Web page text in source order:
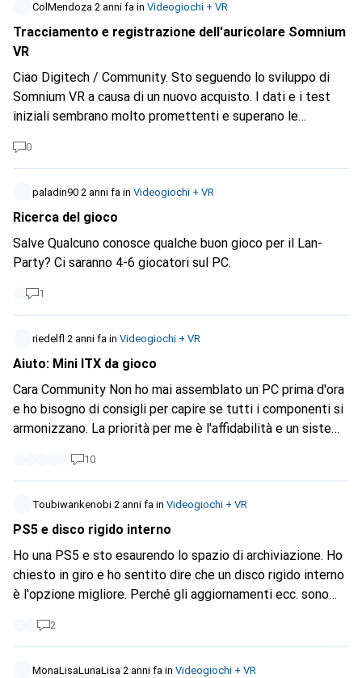
occhiali. C'è qualche possibilità che digitec possa un giorno
includere questi occhiali nel suo assortimento? I "Lenovo
Legion Glasses" dello stesso articolo sono già disponibili
XR", almeno secondo me. Vorrei risparmiarmi i problemi di
dogana se potessi acquistare il prodotto direttamente dal
produttore.
ColMendoza 2 anni fa in Videogiochi + VR
Tracciamento e registrazione dell'auricolare Somnium
VR
Ciao Digitech / Community. Sto seguendo lo sviluppo di
Somnium VR a causa di un nuovo acquisto. I dati e i test
iniziali sembrano molto promettenti e superano le
stessa categoria. Potete chiarire i prodotti di Somnium
per includerli nel vostro portafoglio quando verranno
rilasciati nelle prossime settimane?
0
paladin90 2 anni fa in Videogiochi + VR
Ricerca del gioco
Salve Qualcuno conosce qualche buon gioco per il Lan-
Party? Ci saranno 4-6 giocatori sul PC.
1
riedelfl 2 anni fa in Videogiochi + VR
Aiuto: Mini ITX da gioco
Cara Community Non ho mai assemblato un PC prima d'ora
e ho bisogno di consigli per capire se tutti i componenti si
armonizzano. La priorità per me è l'affidabilità e un sistema
Voglio spendere più soldi per il design (monitor, mouse,
tastiera ecc.) che per la grafica di alto livello. Ecco i
componenti: Case:
https://www.digitec.ch/de/s1/product/dan-cases-a4-sfx-
https://www.digitec.ch/de/s1/product/gigabyte-b550i-
aorus-pro-ax-am4-amd-b550-mini-itx-mainboard-
13428430CPU:
https://www.digitec.ch/de/s1/product/amd-ryzen-7-
10
Toubiwankenobi 2 anni fa in Videogiochi + VR
PS5 e disco rigido interno
Ho una PS5 e sto esaurendo lo spazio di archiviazione. Ho
chiesto in giro e ho sentito dire che un disco rigido interno
è l'opzione migliore. Perché gli aggiornamenti ecc. sono
Digitec. Posso integrarlo nel PS? La memoria è
normalmente sufficiente? Devo aprire il PS o collegarlo
dall'esterno?
2
MonaLisaLunaLisa 2 anni fa in Videogiochi + VR